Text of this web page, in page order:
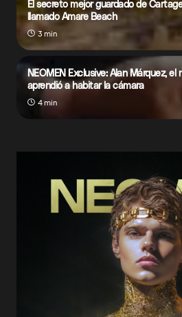
El secreto mejor guardado de
llamado Amare Beach
3 min
NEOMEN Exclusive: Alan Márquez,
aprendió a habitar la cámara
4 min